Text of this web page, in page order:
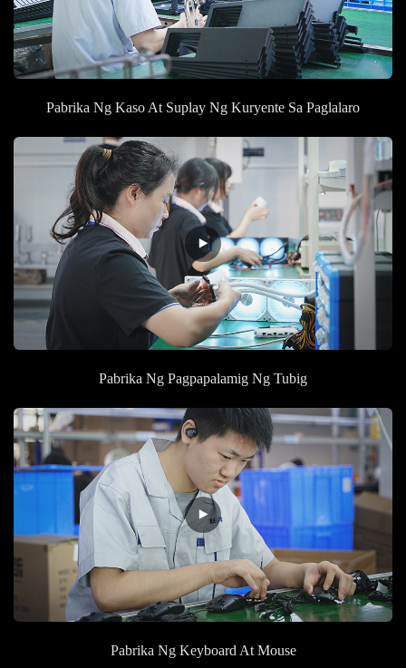
Pabrika Ng Kaso At Suplay Ng Kuryente Sa Paglalaro
Pabrika Ng Pagpapalamig Ng Tubig
Pabrika Ng Keyboard At Mouse